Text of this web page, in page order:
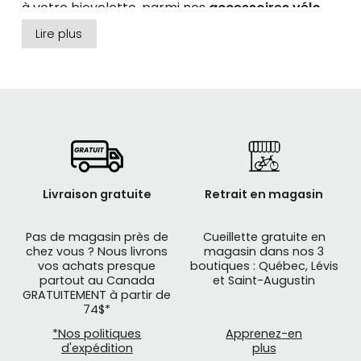
à votre bicyclette, parmi nos accessoires vélo
cadenas pliables
sont faciles à utiliser, ils
Lire plus
Livraison gratuite
Pas de magasin près de
chez vous ? Nous livrons
vos achats presque
partout au Canada
GRATUITEMENT à partir de
74$*
*Nos politiques
d'expédition
Retrait en magasin
Cueillette gratuite en
magasin dans nos 3
boutiques : Québec, Lévis
et Saint-Augustin
Apprenez-en
plus